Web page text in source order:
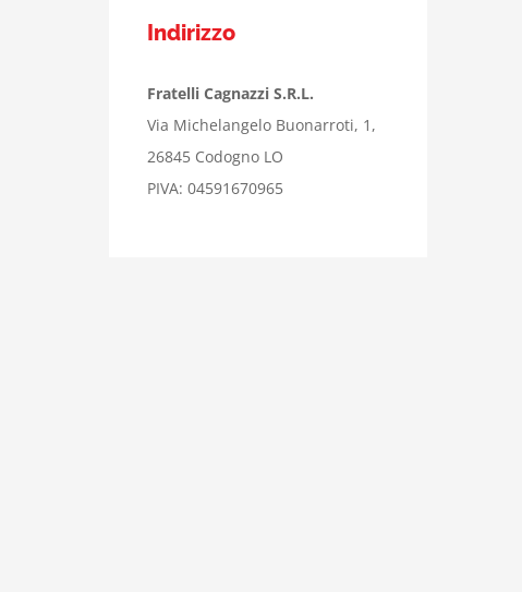
Indirizzo
Fratelli Cagnazzi S.R.L.
Via Michelangelo Buonarroti, 1,
26845 Codogno LO
PIVA: 04591670965